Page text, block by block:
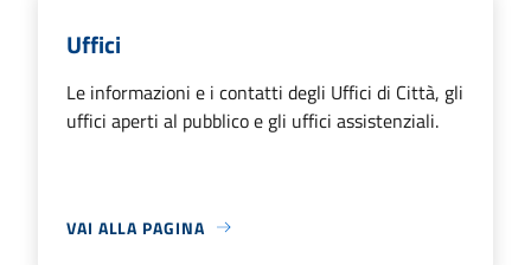
Uffici
Le informazioni e i contatti degli Uffici di Città, gli
uffici aperti al pubblico e gli uffici assistenziali.
VAI ALLA PAGINA